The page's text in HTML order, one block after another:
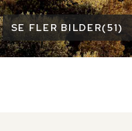
SE FLER BILDER(51)